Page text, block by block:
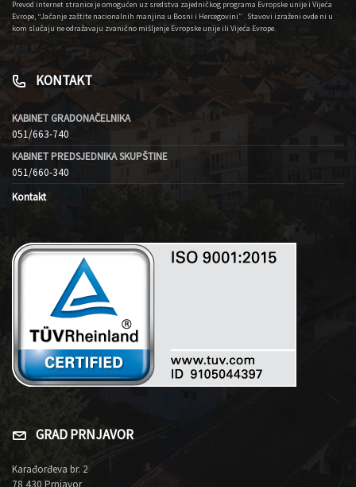
Prevod internet stranice je omogućen uz sredstva zajedničkog programa Evropske unije i Vijeća
Evrope, “Jačanje zaštite nacionalnih manjina u Bosni i Hercegovini” . Stavovi izraženi ovde ni u
kom slučaju ne odražavaju zvanično mišljenje Evropske unije ili Vijeća Evrope.
KONTAKT
KABINET GRADONAČELNIKA
051/663-740
KABINET PREDSJEDNIKA SKUPŠTINE
051/660-340
Kontakt
GRAD PRNJAVOR
Karađorđeva br. 2